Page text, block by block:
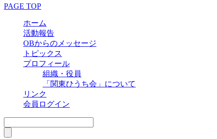
PAGE TOP
ホーム
活動報告
OBからのメッセージ
トピックス
プロフィール
組織・役員
「関東ひうち会」について
リンク
会員ログイン